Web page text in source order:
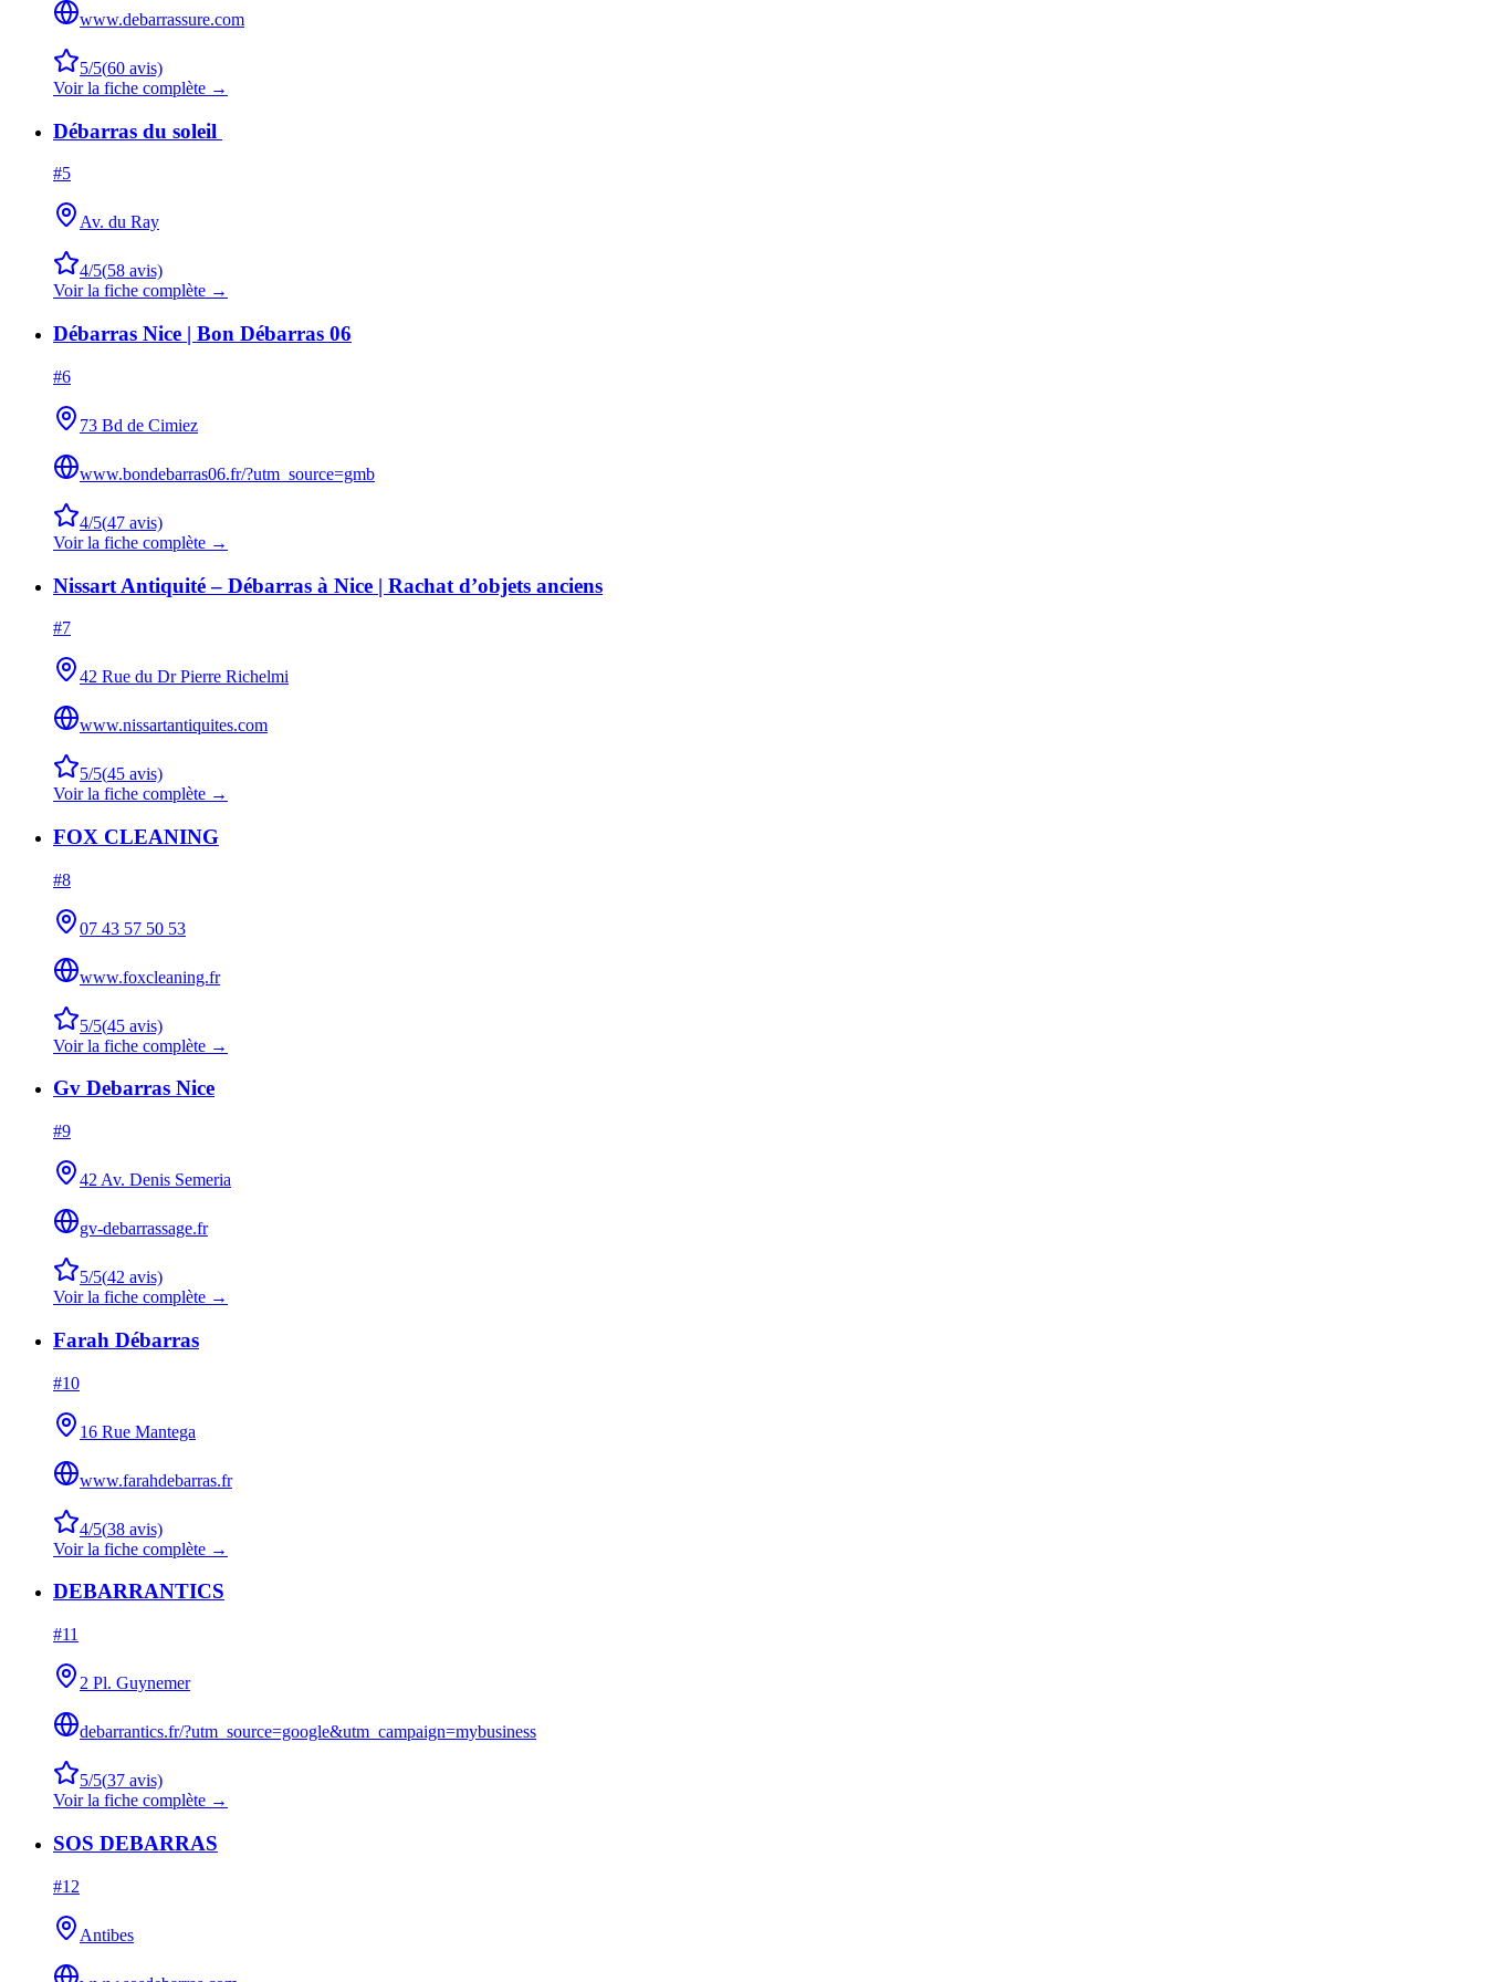
www.debarrassure.com
5/5(60 avis)
Voir la fiche complète →
Débarras du soleil ️
#5
Av. du Ray
4/5(58 avis)
Voir la fiche complète →
Débarras Nice | Bon Débarras 06
#6
73 Bd de Cimiez
www.bondebarras06.fr/?utm_source=gmb
4/5(47 avis)
Voir la fiche complète →
Nissart Antiquité – Débarras à Nice | Rachat d’objets anciens
#7
42 Rue du Dr Pierre Richelmi
www.nissartantiquites.com
5/5(45 avis)
Voir la fiche complète →
FOX CLEANING
#8
07 43 57 50 53
www.foxcleaning.fr
5/5(45 avis)
Voir la fiche complète →
Gv Debarras Nice
#9
42 Av. Denis Semeria
gv-debarrassage.fr
5/5(42 avis)
Voir la fiche complète →
Farah Débarras
#10
16 Rue Mantega
www.farahdebarras.fr
4/5(38 avis)
Voir la fiche complète →
DEBARRANTICS
#11
2 Pl. Guynemer
debarrantics.fr/?utm_source=google&utm_campaign=mybusiness
5/5(37 avis)
Voir la fiche complète →
SOS DEBARRAS
#12
Antibes